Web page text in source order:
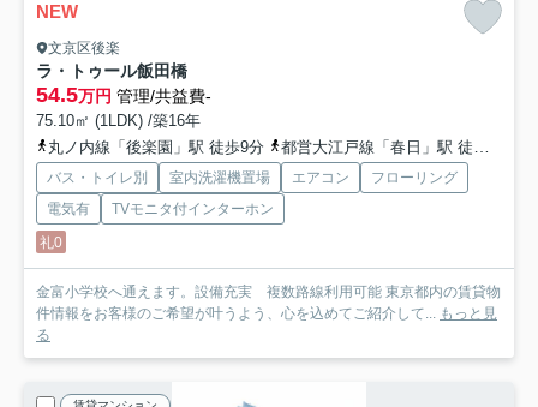
NEW
文京区後楽
ラ・トゥール飯田橋
54.5万円 管理/共益費-
75.10㎡ (1LDK) /築16年
丸ノ内線「後楽園」駅 徒歩9分
都営大江戸線「春日」駅 徒歩15分
バス・トイレ別 室内洗濯機置場 エアコン
フローリング
電気有
TVモニタ付インターホン
礼0
金富小学校へ通えます。設備充実 複数路線利用可能 東京都内の賃貸物
件情報をお客様のご希望が叶うよう、心を込めてご紹介して... もっと見
る